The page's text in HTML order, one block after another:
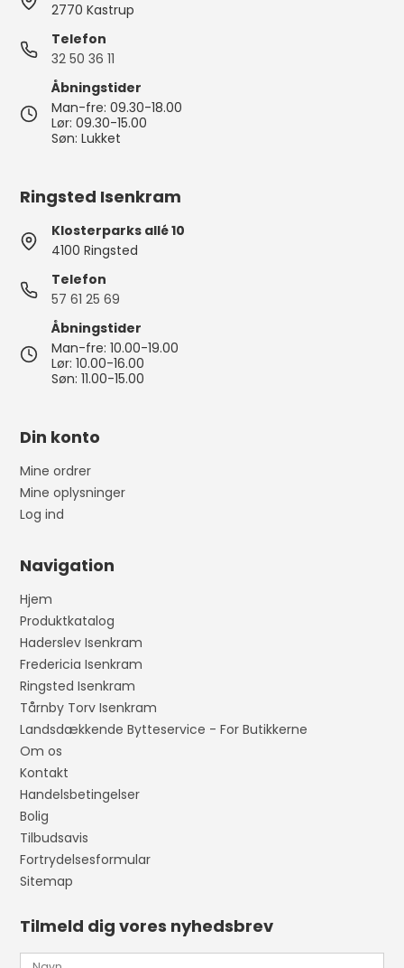
2770 Kastrup
Telefon
32 50 36 11
Åbningstider
Man-fre: 09.30-18.00
Lør: 09.30-15.00
Søn: Lukket
Ringsted Isenkram
Klosterparks allé 10
4100 Ringsted
Telefon
57 61 25 69
Åbningstider
Man-fre: 10.00-19.00
Lør: 10.00-16.00
Søn: 11.00-15.00
Din konto
Mine ordrer
Mine oplysninger
Log ind
Navigation
Hjem
Produktkatalog
Haderslev Isenkram
Fredericia Isenkram
Ringsted Isenkram
Tårnby Torv Isenkram
Landsdækkende Bytteservice - For Butikkerne
Om os
Kontakt
Handelsbetingelser
Bolig
Tilbudsavis
Fortrydelsesformular
Sitemap
Tilmeld dig vores nyhedsbrev